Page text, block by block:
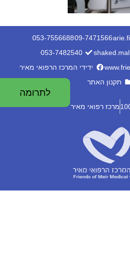
לתרומה
09-7471566
053-7556688
053-7482540
ידידי המרכז הרפואי מאיר
תקנון האתר
מרכז רפואי מאיר